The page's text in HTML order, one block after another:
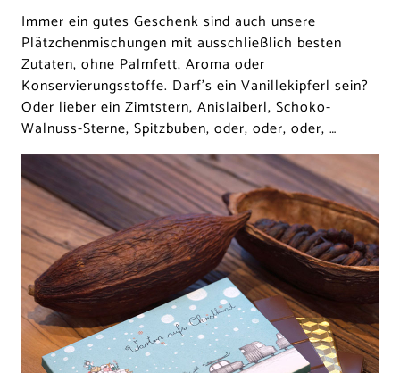
Immer ein gutes Geschenk sind auch unsere
Plätzchenmischungen mit ausschließlich besten
Zutaten, ohne Palmfett, Aroma oder
Konservierungsstoffe. Darf’s ein Vanillekipferl sein?
Oder lieber ein Zimtstern, Anislaiberl, Schoko-
Walnuss-Sterne, Spitzbuben, oder, oder, oder, …